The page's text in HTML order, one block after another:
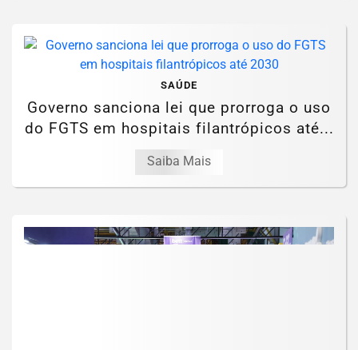
SAÚDE
Governo sanciona lei que prorroga o uso
do FGTS em hospitais filantrópicos até...
Saiba Mais